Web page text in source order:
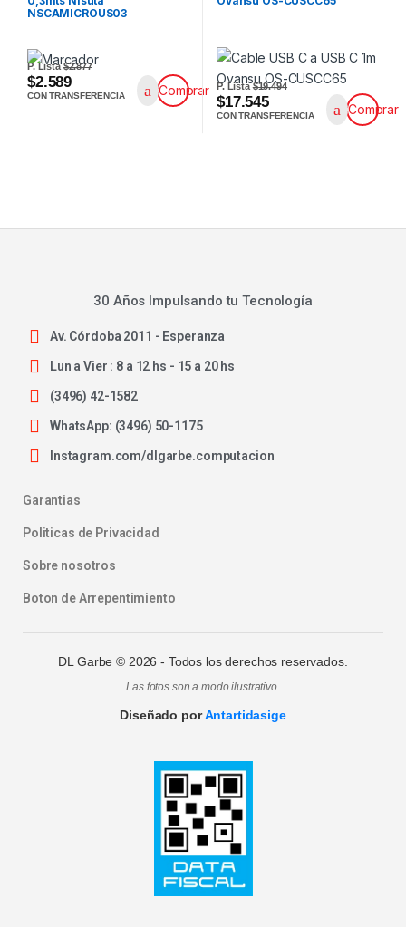
NSCAMICROUS03
P. Lista$2.877
$2.589
CON TRANSFERENCIA Comprar P. Lista$19.494
$17.545
CON TRANSFERENCIA Comprar
30 Años Impulsando tu Tecnología
Av. Córdoba 2011 - Esperanza
Lun a Vier : 8 a 12 hs - 15 a 20 hs
(3496) 42-1582
WhatsApp: (3496) 50-1175
Instagram.com/dlgarbe.computacion
Garantias
Politicas de Privacidad
Sobre nosotros
Boton de Arrepentimiento
DL Garbe © 2026 - Todos los derechos reservados.
Las fotos son a modo ilustrativo.
Diseñado porAntartidasige